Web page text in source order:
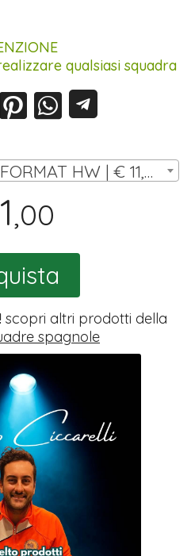
qualsiasi squadra
SET 14 MINIATURE FORMAT HW | € 11,00
,00
scopri altri prodotti della
spagnole